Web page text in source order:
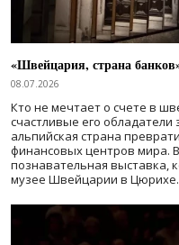
«Швейцария, страна
08.07.2026
Кто не мечтает о счете в
счастливые его
альпийская страна
финансовых центров мира.
познавательная выставка,
музее Швейцарии в Цюрихе.